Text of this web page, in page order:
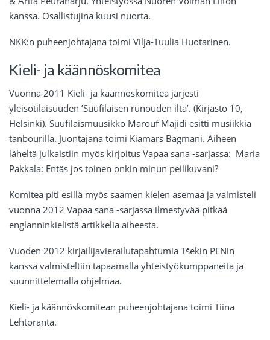
kanssa. Osallistujina kuusi nuorta.
NKK:n puheenjohtajana toimi Vilja-Tuulia Huotarinen.
Kieli- ja käännöskomitea
Vuonna 2011 Kieli- ja käännöskomitea järjesti
yleisötilaisuuden ’Suufilaisen runouden ilta’. (Kirjasto 10,
Helsinki). Suufilaismuusikko Marouf Majidi esitti musiikkia
tanbourilla. Juontajana toimi Kiamars Bagmani. Aiheen
läheltä julkaistiin myös kirjoitus Vapaa sana -sarjassa: Maria
Pakkala: Entäs jos toinen onkin minun peilikuvani?
Komitea piti esillä myös saamen kielen asemaa ja valmisteli
vuonna 2012 Vapaa sana -sarjassa ilmestyvää pitkää
englanninkielistä artikkelia aiheesta.
Vuoden 2012 kirjailijavierailutapahtumia Tšekin PENin
kanssa valmisteltiin tapaamalla yhteistyökumppaneita ja
suunnittelemalla ohjelmaa.
Kieli- ja käännöskomitean puheenjohtajana toimi Tiina
Lehtoranta.